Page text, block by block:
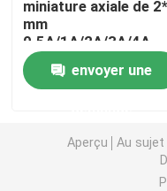
Thermistors NTC
Thermistance de
Capteur de
miniature axiale de
mm
0.5A/1A/2A/3A/4A
125V 250V à souffle
rapide Fuseau jaune
vert
envoyer une
Aperçu Au sujet